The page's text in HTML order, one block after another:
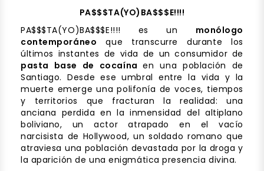
PA$$$TA(YO)BA$$$E!!!!
PA$$$TA(YO)BA$$$E!!!! es un monólogo
contemporáneo que transcurre durante los
últimos instantes de vida de un consumidor de
pasta base de cocaínaen una población de
Santiago. Desde ese umbral entre la vida y la
muerte emerge una polifonía de voces, tiempos
y territorios que fracturan la realidad: una
anciana perdida en la inmensidad del altiplano
boliviano, un actor atrapado en el vacío
narcisista de Hollywood, un soldado romano que
atraviesa una población devastada por la droga y
la aparición de una enigmática presencia divina.